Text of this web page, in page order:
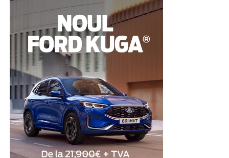
celorlalți.
În plus, compartimentele individuale sunt prevăzute cu
sisteme de închidere independente, ceea ce contribuie la
protejarea bunurilor personale și la menținerea unui
nivel ridicat de organizare.
Această structură transformă vestiarul într-o soluție
practică pentru spațiile în care eficiența și utilizarea
optimă a mobilierului sunt prioritare.
Mai mult spațiu disponibil